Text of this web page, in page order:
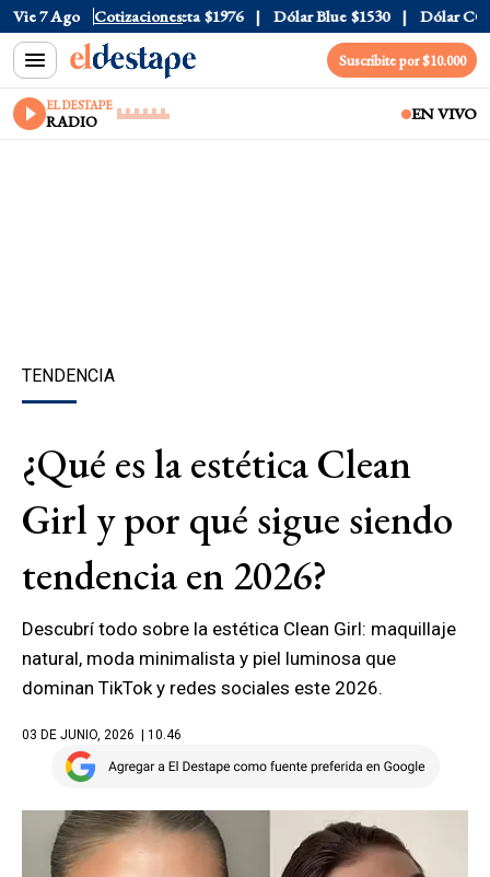
Vie 7 Ago Cotizaciones
$1520 Dólar Tarjeta $1976 Dólar Blue $1530 Dólar CCL
Suscribite por $10.000
EL DESTAPE
RADIO EN VIVO
TENDENCIA
¿Qué es la estética Clean
Girl y por qué sigue siendo
tendencia en 2026?
Descubrí todo sobre la estética Clean Girl: maquillaje
natural, moda minimalista y piel luminosa que
dominan TikTok y redes sociales este 2026.
03 DE JUNIO, 2026 | 10.46